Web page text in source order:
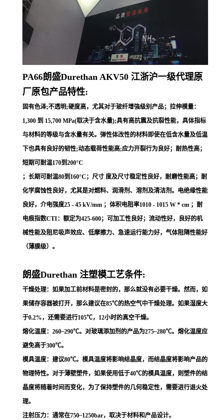
PA66朗盛Durethan AKV50 江浙沪一级代理原
厂原包产品特性:
固有色泽;不透明;硬度高，尤其对于玻纤增強级别产品；拉伸模量：
1,300 到 15,700 MPa(取决于含水量);具有高抗震及抗裂性能，具体指标
与材料的等级与含水量有关。弹性体改性的材料即使在低含水量及低温
下也具有良好的韧性;动态载荷性能高;应力开裂行为良好；耐热性高；
短期可耐温170到200°C
；长期可耐温80到160°C；尺寸 度及尺寸稳定性良好，耐磨性能高；耐
化学腐蚀性良好，尤其是对燃料、润滑剂、溶剂及清洁剂。电绝缘性能
良好，介电强度25 - 45 kV/mm ；体积电阻率1010 - 1015 W * cm ；耐
电痕指数CTI：额定为425-600；可加工性良好；流动性好，良好的机
械性能及阻尼吸声效应、低摩擦力、急速运行能力好，气体阻隔性能好
（薄膜级）。
朗盛Durethan 注塑模工艺条件:
干燥处理：如果加工前材料是密封的，那么就没有必要干燥。然而，如
果储存容器被打开，那么建议在85℃的热空气中干燥处理。如果湿度大
于0.2%，还需要进行105℃，12小时的真空干燥。
熔化温度：260~290℃。对玻璃添加剂的产品为275~280℃。熔化温度应
避免高于300℃。
模具温度：建议80℃。模具温度将影响结晶度，而结晶度将影响产品的
物理特性。对于薄壁塑件，如果使用低于40℃的模具温度，则塑件的结
晶度将随着时间而变化，为了保持塑件的几何稳定性，需要进行退火处
理。
注射压力：通常在750~1250bar，取决于材料和产品设计。